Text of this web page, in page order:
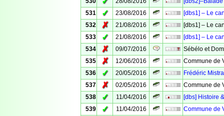
531
✓ 23/08/2016
[dbs1] – Le
532
✗ 21/08/2016
[dbs1] – Le
533
✓ 21/08/2016
[dbs1] – Le
534
✗ 09/07/2016
Sébélo et
535
✗ 12/06/2016
Commune de
536
✓ 20/05/2016
Frédéric
537
✗ 02/05/2016
Commune de
538
✓ 11/04/2016
[dbs] Histoire
539
✓ 11/04/2016
Commune de